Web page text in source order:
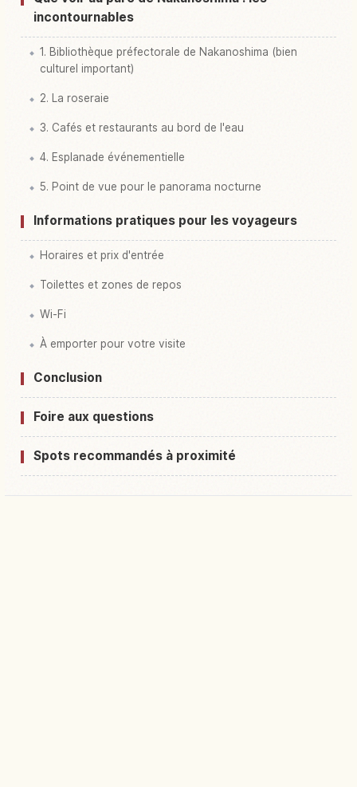
incontournables
1. Bibliothèque préfectorale de Nakanoshima (bien
culturel important)
2. La roseraie
3. Cafés et restaurants au bord de l'eau
4. Esplanade événementielle
5. Point de vue pour le panorama nocturne
Informations pratiques pour les voyageurs
Horaires et prix d'entrée
Toilettes et zones de repos
Wi-Fi
À emporter pour votre visite
Conclusion
Foire aux questions
Spots recommandés à proximité